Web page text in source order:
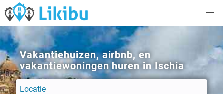
Vakantiehuizen, airbnb, en
vakantiewoningen huren in Ischia
Locatie